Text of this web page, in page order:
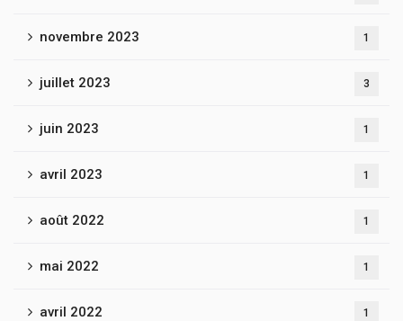
novembre 2023 1
juillet 2023 3
juin 2023 1
avril 2023 1
août 2022 1
mai 2022 1
avril 2022 1